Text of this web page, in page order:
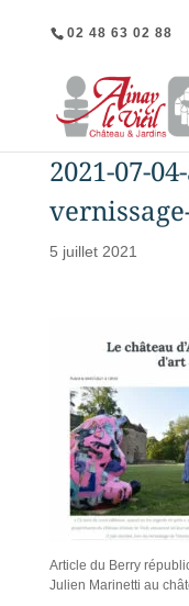
02 48 63 02 88
2021-07-
5 juillet 2021
Article du Berry
Julien Marinetti au